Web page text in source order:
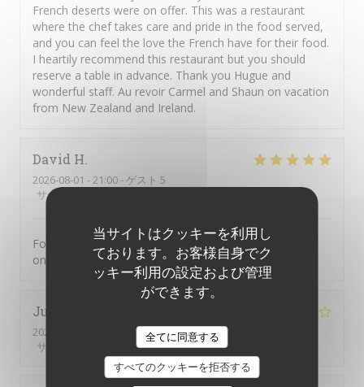
当サイトはクッキーを利用し
ております。お客様自身でク
ッキー利用の設定および管理
ができます。
全てに同意する
すべてのクッキーを拒否する
French deserts were on offer. This was a restaurant
where the chef takes care and pride in the food served,
and you can feel the love the French have for their food.
I heartily recommend this restaurant but you should
reserve a table in advance. Thank you Hugue and
wonderful staff. Au revoir Carmel and Shaun on vacation
from New Zealand and Ireland.
David H
2026-08-01 - 21:00 - ゲスト 5
サービス
Food was excellent. Not a tourist trap. Just great food
on an ever changing menu.
Juliette
2026-07-31
- 21:30 - ゲスト 2
サービス
雰囲気:5/5 メニュー:4/5